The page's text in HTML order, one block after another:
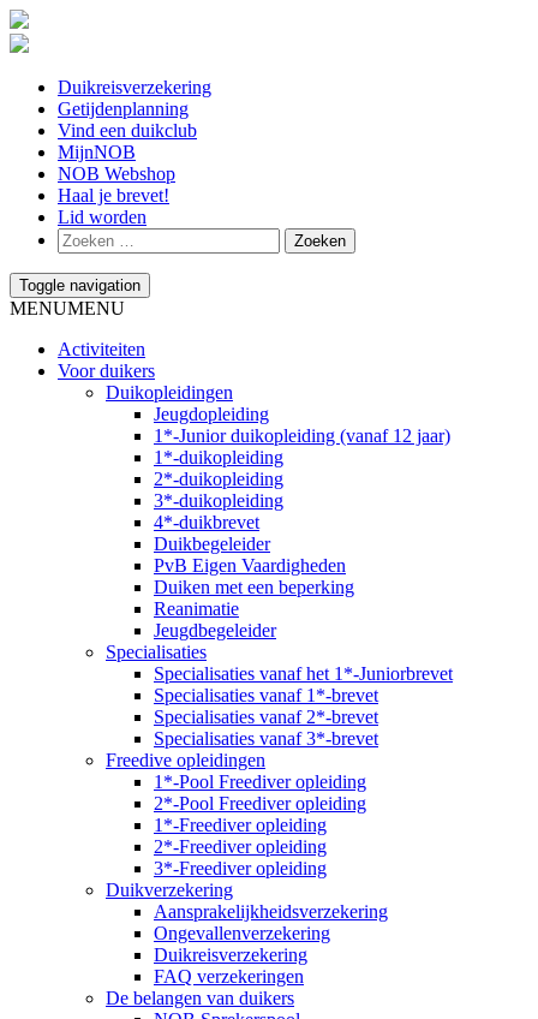
Duikreisverzekering
Getijdenplanning
Vind een duikclub
MijnNOB
NOB Webshop
Haal je brevet!
Lid worden
Toggle navigation
MENUMENU
Activiteiten
Voor duikers
Duikopleidingen
Jeugdopleiding
1*-Junior duikopleiding (vanaf 12 jaar)
1*-duikopleiding
2*-duikopleiding
3*-duikopleiding
4*-duikbrevet
Duikbegeleider
PvB Eigen Vaardigheden
Duiken met een beperking
Reanimatie
Jeugdbegeleider
Specialisaties
Specialisaties vanaf het 1*-Juniorbrevet
Specialisaties vanaf 1*-brevet
Specialisaties vanaf 2*-brevet
Specialisaties vanaf 3*-brevet
Freedive opleidingen
1*-Pool Freediver opleiding
2*-Pool Freediver opleiding
1*-Freediver opleiding
2*-Freediver opleiding
3*-Freediver opleiding
Duikverzekering
Aansprakelijkheidsverzekering
Ongevallenverzekering
Duikreisverzekering
FAQ verzekeringen
De belangen van duikers